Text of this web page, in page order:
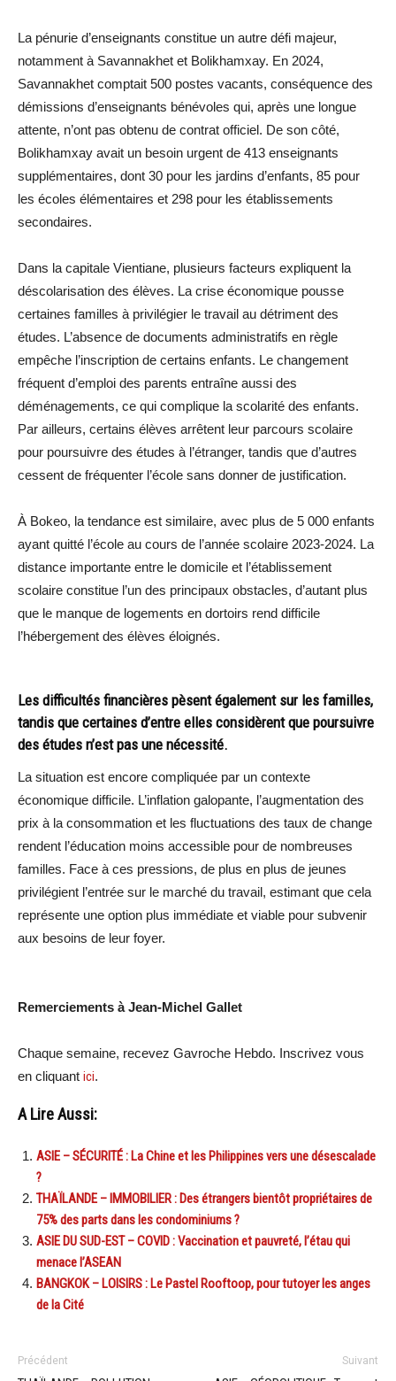
La pénurie d’enseignants constitue un autre défi majeur,
notamment à Savannakhet et Bolikhamxay. En 2024,
Savannakhet comptait 500 postes vacants, conséquence des
démissions d’enseignants bénévoles qui, après une longue
attente, n’ont pas obtenu de contrat officiel. De son côté,
Bolikhamxay avait un besoin urgent de 413 enseignants
supplémentaires, dont 30 pour les jardins d’enfants, 85 pour
les écoles élémentaires et 298 pour les établissements
secondaires.
Dans la capitale Vientiane, plusieurs facteurs expliquent la
déscolarisation des élèves. La crise économique pousse
certaines familles à privilégier le travail au détriment des
études. L’absence de documents administratifs en règle
empêche l’inscription de certains enfants. Le changement
fréquent d’emploi des parents entraîne aussi des
déménagements, ce qui complique la scolarité des enfants.
Par ailleurs, certains élèves arrêtent leur parcours scolaire
pour poursuivre des études à l’étranger, tandis que d’autres
cessent de fréquenter l’école sans donner de justification.
À Bokeo, la tendance est similaire, avec plus de 5 000 enfants
ayant quitté l’école au cours de l’année scolaire 2023-2024. La
distance importante entre le domicile et l’établissement
scolaire constitue l’un des principaux obstacles, d’autant plus
que le manque de logements en dortoirs rend difficile
l’hébergement des élèves éloignés.
Les difficultés financières pèsent également sur les familles,
tandis que certaines d’entre elles considèrent que poursuivre
des études n’est pas une nécessité.
La situation est encore compliquée par un contexte
économique difficile. L’inflation galopante, l’augmentation des
prix à la consommation et les fluctuations des taux de change
rendent l’éducation moins accessible pour de nombreuses
familles. Face à ces pressions, de plus en plus de jeunes
privilégient l’entrée sur le marché du travail, estimant que cela
représente une option plus immédiate et viable pour subvenir
aux besoins de leur foyer.
Remerciements à Jean-Michel Gallet
Chaque semaine, recevez Gavroche Hebdo. Inscrivez vous
en cliquant ici.
A Lire Aussi:
ASIE – SÉCURITÉ : La Chine et les Philippines vers une désescalade
?
THAÏLANDE – IMMOBILIER : Des étrangers bientôt propriétaires de
75% des parts dans les condominiums ?
ASIE DU SUD-EST – COVID : Vaccination et pauvreté, l’étau qui
menace l’ASEAN
BANGKOK – LOISIRS : Le Pastel Rooftoop, pour tutoyer les anges
de la Cité
Précédent Suivant